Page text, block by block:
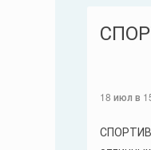
18 июл в